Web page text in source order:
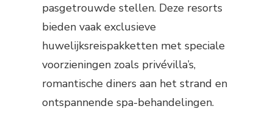
pasgetrouwde stellen. Deze resorts
bieden vaak exclusieve
huwelijksreispakketten met speciale
voorzieningen zoals privévilla’s,
romantische diners aan het strand en
ontspannende spa-behandelingen.